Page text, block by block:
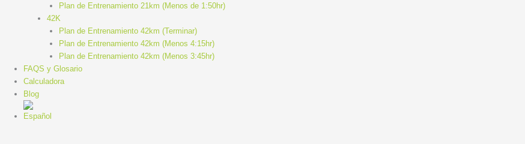
Plan de Entrenamiento 21km (Menos de 1:50hr)
42K
Plan de Entrenamiento 42km (Terminar)
Plan de Entrenamiento 42km (Menos 4:15hr)
Plan de Entrenamiento 42km (Menos 3:45hr)
FAQS y Glosario
Calculadora
Blog